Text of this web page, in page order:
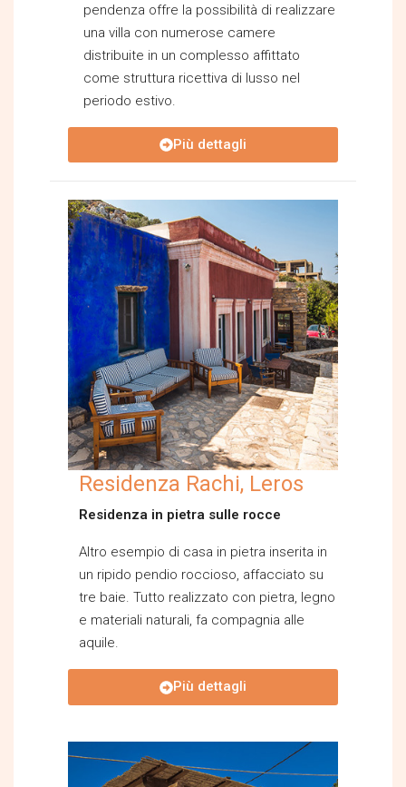
pendenza offre la possibilità di realizzare
una villa con numerose camere
distribuite in un complesso affittato
come struttura ricettiva di lusso nel
periodo estivo.
Più dettagli
Residenza Rachi, Leros
Residenza in pietra sulle rocce
Altro esempio di casa in pietra inserita in
un ripido pendio roccioso, affacciato su
tre baie. Tutto realizzato con pietra, legno
e materiali naturali, fa compagnia alle
aquile.
Più dettagli